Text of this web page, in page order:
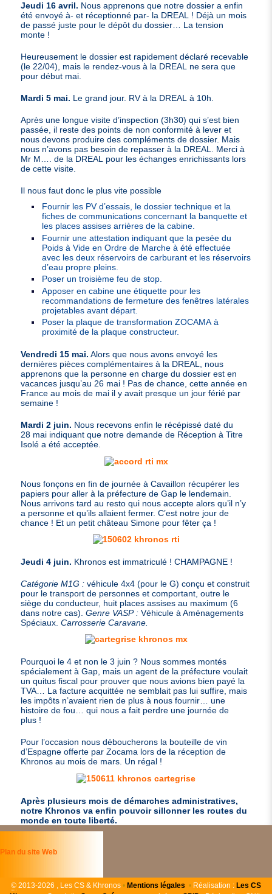
Jeudi 16 avril. Nous apprenons que notre dossier a enfin
été envoyé à- et réceptionné par- la DREAL ! Déjà un mois
de passé juste pour le dépôt du dossier… La tension
monte !
Heureusement le dossier est rapidement déclaré recevable
(le 22/04), mais le rendez-vous à la DREAL ne sera que
pour début mai.
Mardi 5 mai. Le grand jour. RVà la DREAL à 10h.
Après une longue visite d’inspection (3h30) qui s’est bien
passée, il reste des points de non conformité à lever et
nous devons produire des compléments de dossier. Mais
nous n’avons pas besoin de repasser à la DREAL. Merci à
Mr M…. de la DREAL pour les échanges enrichissants lors
de cette visite.
Il nous faut donc le plus vite possible
Fournir les PVd’essais, le dossier technique et la
fiches de communications concernant la banquette et
les places assises arrières de la cabine.
Fournir une attestation indiquant que la pesée du
Poids à Vide en Ordre de Marche à été effectuée
avec les deux réservoirs de carburant et les réservoirs
d’eau propre pleins.
Poser un troisième feu de stop.
Apposer en cabine une étiquette pour les
recommandations de fermeture des fenêtres latérales
projetables avant départ.
Poser la plaque de transformationZOCAMAà
proximité de la plaque constructeur.
Vendredi 15 mai. Alors que nous avons envoyé les
dernières pièces complémentaires à la DREAL, nous
apprenons que la personne en charge du dossier est en
vacances jusqu’au 26 mai ! Pas de chance, cette année en
France au mois de mai il y avait presque un jour férié par
semaine !
Mardi 2 juin. Nous recevons enfin le récépissé daté du
28 mai indiquant que notre demande de Réception à Titre
Isolé a été acceptée.
Nous fonçons en fin de journée à Cavaillon récupérer les
papiers pour aller à la préfecture de Gap le lendemain.
Nous arrivons tard au resto qui nous accepte alors qu’il n’y
a personne et qu’ils allaient fermer. C’est notre jour de
chance ! Et un petit château Simone pour fêter ça !
Jeudi 4 juin. Khronos est immatriculé !CHAMPAGNE !
CatégorieM1G : véhicule 4x4 (pour le G) conçu et construit
pour le transport de personnes et comportant, outre le
siège du conducteur, huit places assises au maximum (6
dans notre cas).Genre VASP: Véhicule à Aménagements
Spéciaux.Carrosserie Caravane.
Pourquoi le 4 et non le 3 juin ? Nous sommes montés
spécialement à Gap, mais un agent de la préfecture voulait
un quitus fiscal pour prouver que nous avions bien payé la
TVA… La facture acquittée ne semblait pas lui suffire, mais
les impôts n’avaient rien de plus à nous fournir… une
histoire de fou… qui nous a fait perdre une journée de
plus !
Pour l’occasion nous déboucherons la bouteille de vin
d’Espagne offerte par Zocama lors de la réception de
Khronos au mois de mars. Un régal !
Après plusieurs mois de démarches administratives,
notre Khronos va enfin pouvoir sillonner les routes du
monde en toute liberté.
Plan du site Web
© 2013-2026 , Les CS & Khronos • Mentions légales • Réalisation : Les CS